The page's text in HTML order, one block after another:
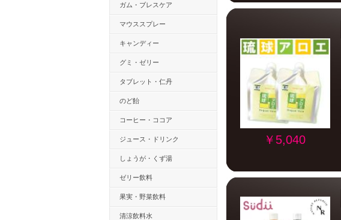
ガム・ブレスケア
マウススプレー
キャンディー
グミ・ゼリー
タブレット・仁丹
のど飴
コーヒー・ココア
ジュース・ドリンク
しょうが・くず湯
ゼリー飲料
果実・野菜飲料
清涼飲料水
￥5,040